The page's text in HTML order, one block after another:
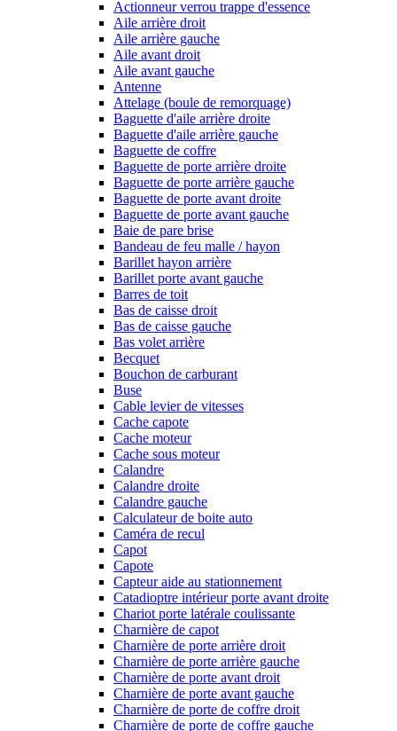
Actionneur verrou trappe d'essence
Aile arrière droit
Aile arrière gauche
Aile avant droit
Aile avant gauche
Antenne
Attelage (boule de remorquage)
Baguette d'aile arrière droite
Baguette d'aile arrière gauche
Baguette de coffre
Baguette de porte arrière droite
Baguette de porte arrière gauche
Baguette de porte avant droite
Baguette de porte avant gauche
Baie de pare brise
Bandeau de feu malle / hayon
Barillet hayon arrière
Barillet porte avant gauche
Barres de toit
Bas de caisse droit
Bas de caisse gauche
Bas volet arrière
Becquet
Bouchon de carburant
Buse
Cable levier de vitesses
Cache capote
Cache moteur
Cache sous moteur
Calandre
Calandre droite
Calandre gauche
Calculateur de boite auto
Caméra de recul
Capot
Capote
Capteur aide au stationnement
Catadioptre intérieur porte avant droite
Chariot porte latérale coulissante
Charnière de capot
Charnière de porte arrière droit
Charnière de porte arrière gauche
Charnière de porte avant droit
Charnière de porte avant gauche
Charnière de porte de coffre droit
Charnière de porte de coffre gauche